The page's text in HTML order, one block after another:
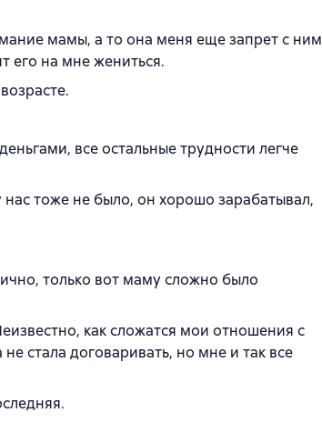
мамы, а то она меня еще запрет с ним
его на мне жениться.
все остальные трудности легче
тоже не было, он хорошо зарабатывал,
только вот маму сложно было
как сложатся мои отношения с
стала договаривать, но мне и так все